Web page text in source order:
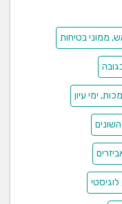
ממוני בטיחות
ימי עיון